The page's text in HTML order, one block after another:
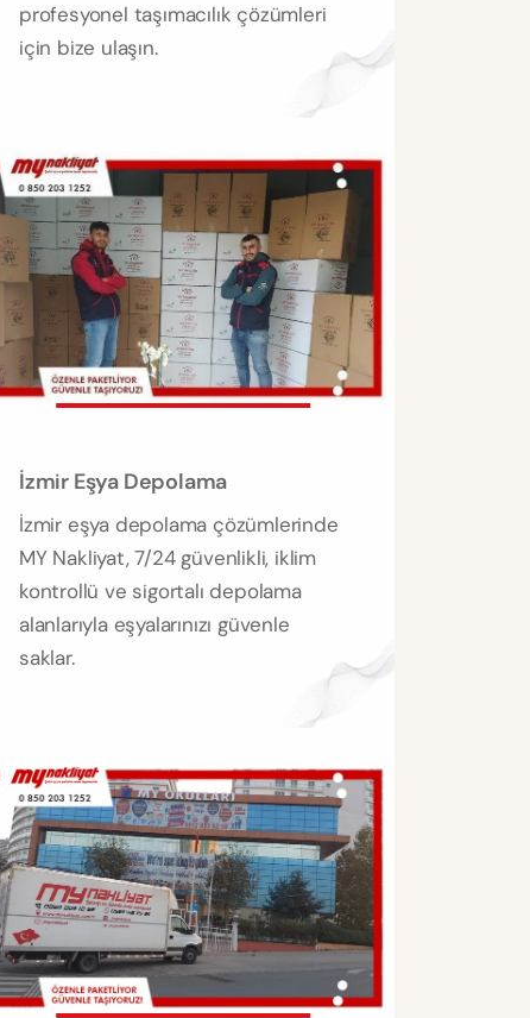
profesyonel taşımacılık çözümleri
için bize ulaşın.
İzmir Eşya Depolama
İzmir eşya depolama çözümlerinde
MY Nakliyat, 7/24 güvenlikli, iklim
kontrollü ve sigortalı depolama
alanlarıyla eşyalarınızı güvenle
saklar.